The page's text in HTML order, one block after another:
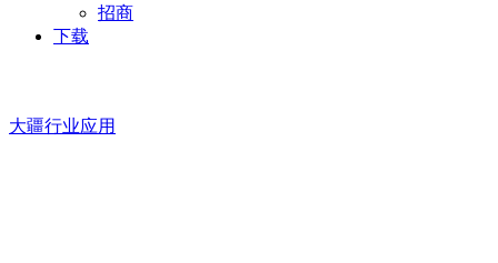
招商
下载
大疆行业应用